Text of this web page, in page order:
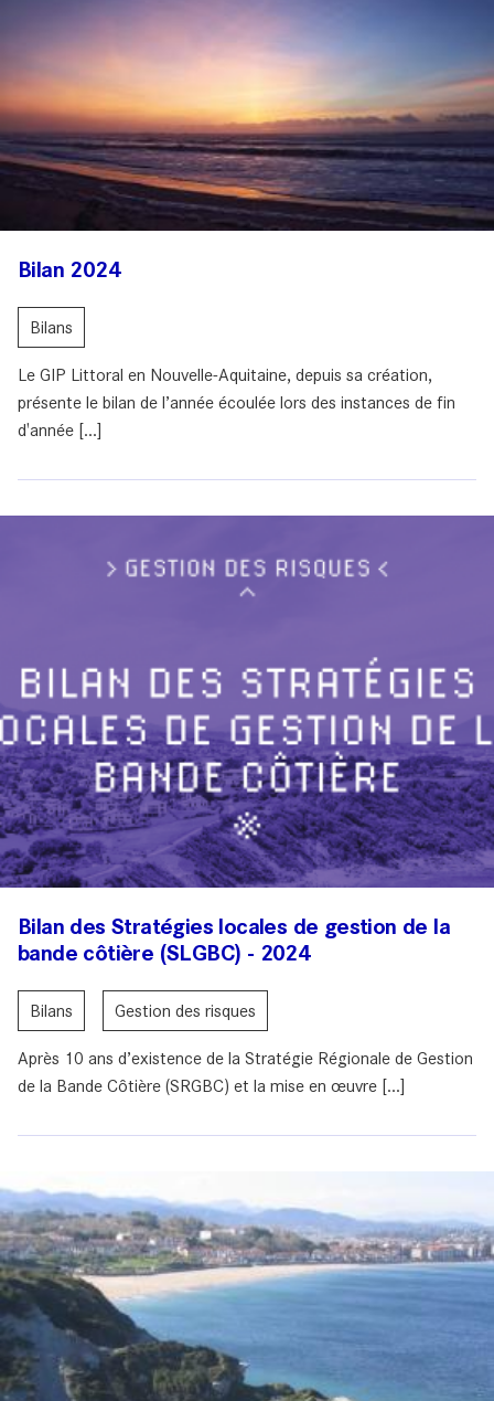
Bilan 2024
Bilans
Le GIP Littoral en Nouvelle-Aquitaine, depuis sa création,
présente le bilan de l’année écoulée lors des instances de fin
d'année [...]
Bilan des Stratégies locales de gestion de la
bande côtière (SLGBC) - 2024
Bilans Gestion des risques
Après 10 ans d’existence de la Stratégie Régionale de Gestion
de la Bande Côtière (SRGBC) et la mise en œuvre [...]